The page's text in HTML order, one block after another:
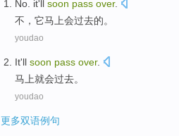
No. it'll soon pass over.
不， 它马上会过去的。
youdao
It'll soon pass over.
马上就会过去。
youdao
更多双语例句